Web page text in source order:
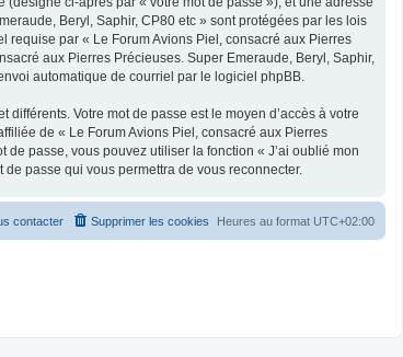
Beryl, Saphir, CP80 etc » sont protégées par les lois
requise par « Le Forum Avions Piel, consacré aux Pierres
aux Pierres Précieuses. Super Emeraude, Beryl, Saphir,
automatique de courriel par le logiciel phpBB.
Votre mot de passe est le moyen d’accès à votre
de « Le Forum Avions Piel, consacré aux Pierres
passe, vous pouvez utiliser la fonction « J’ai oublié mon
passe qui vous permettra de vous reconnecter.
Heures au format UTC+02:00
Supprimer les cookies
contacter